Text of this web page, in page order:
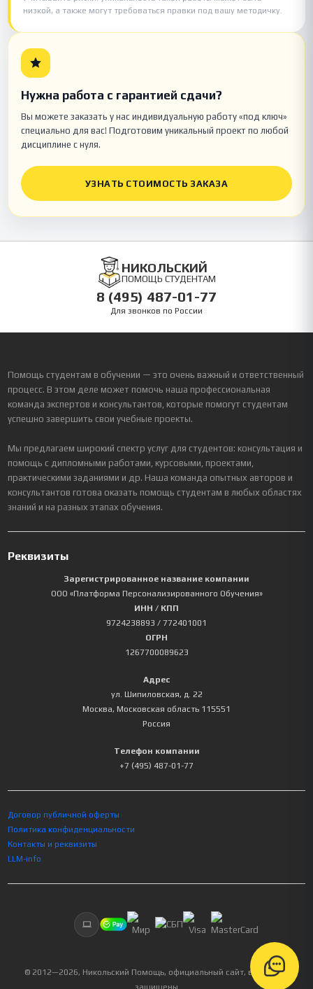
низкой, а также могут требоваться правки под вашу методичку.
Нужна работа с гарантией сдачи?
Вы можете заказать у нас индивидуальную работу «под ключ»
специально для вас! Подготовим уникальный проект по любой
дисциплине с нуля.
УЗНАТЬ СТОИМОСТЬ ЗАКАЗА
НИКОЛЬСКИЙ
ПОМОЩЬ СТУДЕНТАМ
8 (495) 487-01-77
Для звонков по России
Помощь студентам в обучении — это очень важный и ответственный
процесс. В этом деле может помочь наша профессиональная
команда экспертов и консультантов, которые помогут студентам
успешно завершить свои учебные проекты.
Мы предлагаем широкий спектр услуг для студентов: консультация и
помощь с дипломными работами, курсовыми, проектами,
практическими заданиями и др. Наша команда опытных авторов и
консультантов готова оказать помощь студентам в любых областях
знаний и на разных этапах обучения.
Реквизиты
Зарегистрированное название компании
ООО «Платформа Персонализированного Обучения»
ИНН / КПП
9724238893 / 772401001
ОГРН
1267700089623
Адрес
ул. Шипиловская, д. 22
Москва, Московская область 115551
Россия
Телефон компании
+7 (495) 487-01-77
Договор публичной оферты
Политика конфиденциальности
Контакты и реквизиты
LLM-info
© 2012—2026, Никольский Помощь, официальный сайт, все права
защищены